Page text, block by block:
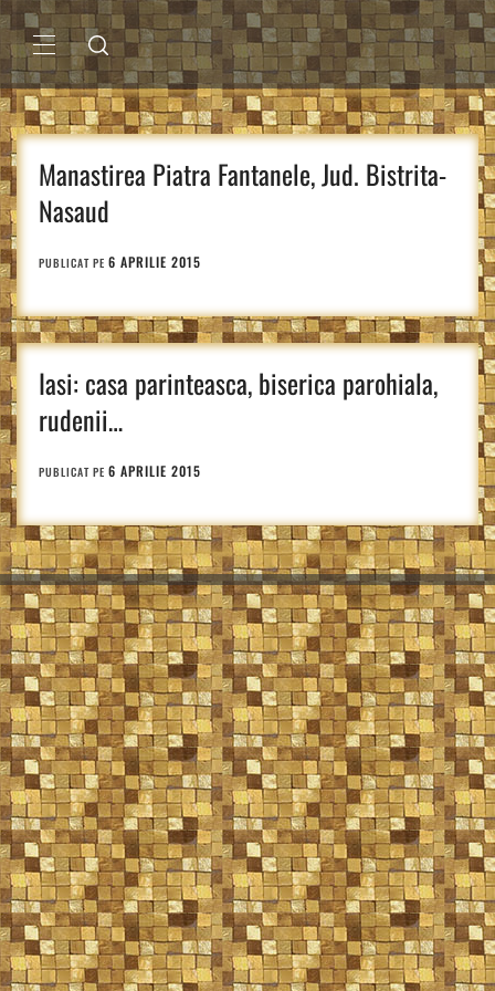
Sari
la
conținutMENIU
PRINCIPAL
Manastirea Piatra Fantanele, Jud. Bistrita-
Nasaud
PUBLICAT PE 6 APRILIE 2015
Iasi: casa parinteasca, biserica parohiala,
rudenii…
PUBLICAT PE 6 APRILIE 2015